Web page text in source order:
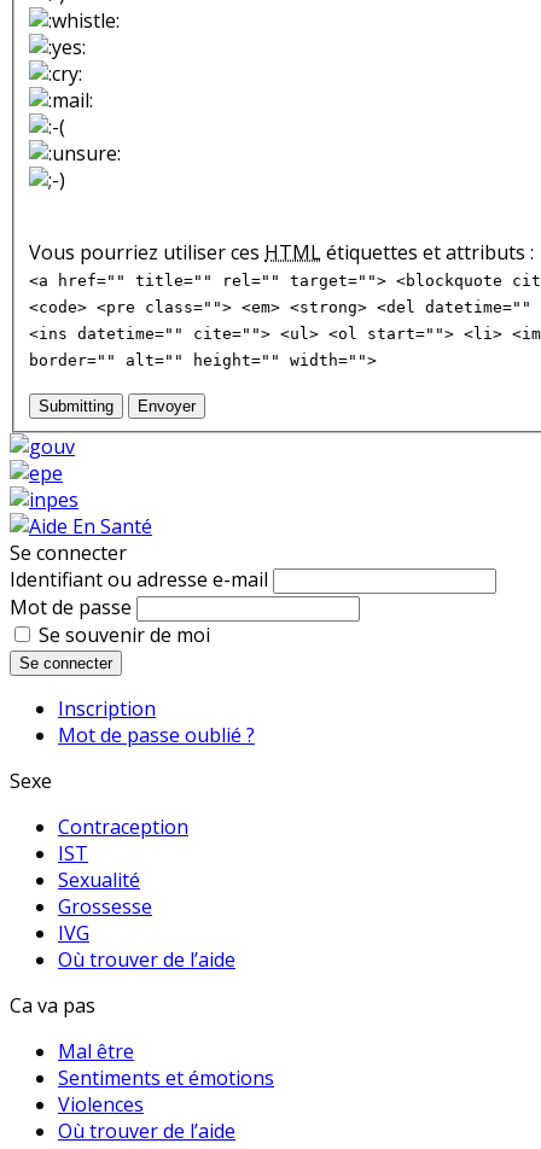
Vous pourriez utiliser ces HTMLétiquettes et attributs :
<a href="" title="" rel="" target=""> <blockquote
<code> <pre class=""> <em> <strong> <del
<ins datetime="" cite=""> <ul> <ol start=""> <li>
border="" alt="" height="" width="">
Submitting Envoyer
Se connecter
Identifiant ou adresse e-mail
Mot de passe
Se souvenir de moi
Se connecter
Inscription
Mot de passe oublié ?
Sexe
Contraception
IST
Sexualité
Grossesse
IVG
Où trouver de l’aide
Ca va pas
Mal être
Sentiments et émotions
Violences
Où trouver de l’aide